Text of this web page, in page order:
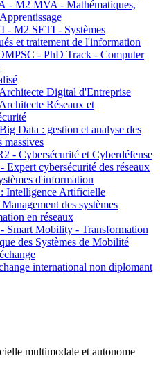
- M2 MVA - Mathématiques,
- M2 SETI - Systèmes
et traitement de l'information
- PhD Track - Computer
Digital d'Entreprise
Réseaux et
Data : gestion et analyse des
massives
- Cybersécurité et Cyberdéfense
Expert cybersécurité des réseaux
d'information
Intelligence Artificielle
des systèmes
en réseaux
Smart Mobility - Transformation
des Systèmes de Mobilité
international non diplomant
multimodale et autonome